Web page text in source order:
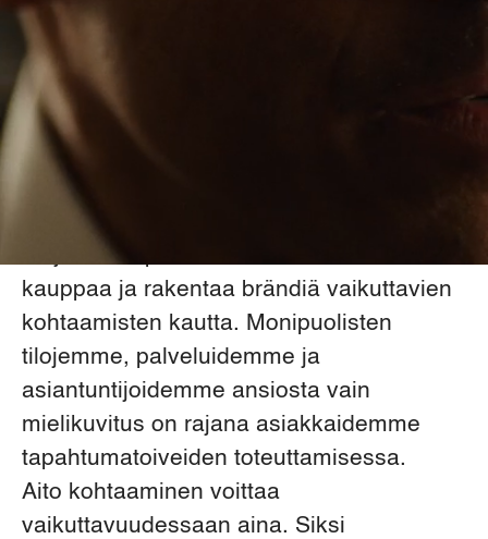
Kokoamme yhteen heimot ja viiteryhmät,
ja tarjoamme heille ainutlaatuisia
mahdollisuuksia tuntea, kokea, innostua ja
muistaa.
Tiloissamme järjestetään vuosittain noin
sata messutapahtumaa ja tuhat kokousta
ja kongressia.
Tarjoamme poikkeuksellisen alustan tehdä
kauppaa ja rakentaa brändiä vaikuttavien
kohtaamisten kautta. Monipuolisten
tilojemme, palveluidemme ja
asiantuntijoidemme ansiosta vain
mielikuvitus on rajana asiakkaidemme
tapahtumatoiveiden toteuttamisessa.
Aito kohtaaminen voittaa
vaikuttavuudessaan aina. Siksi